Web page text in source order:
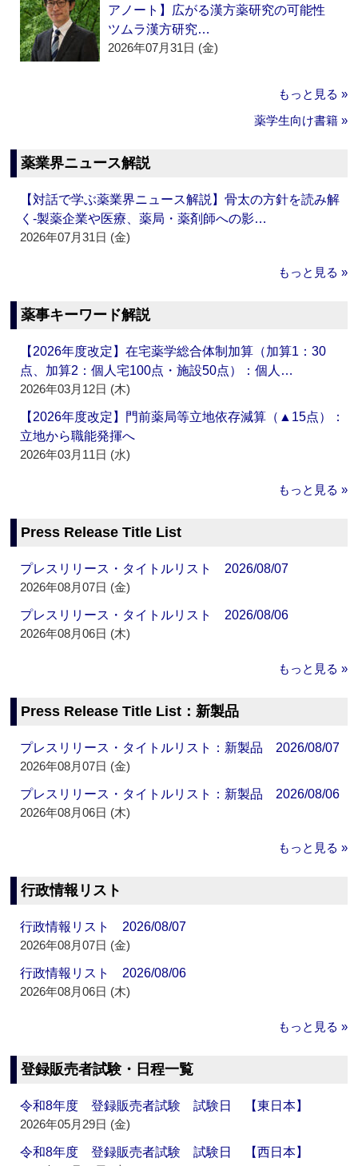
アノート】広がる漢方薬研究の可能性
ツムラ漢方研究…
2026年07月31日 (金)
もっと見る »
薬学生向け書籍 »
薬業界ニュース解説
【対話で学ぶ薬業界ニュース解説】骨太の方針を読み解
く‐製薬企業や医療、薬局・薬剤師への影…
2026年07月31日 (金)
もっと見る »
薬事キーワード解説
【2026年度改定】在宅薬学総合体制加算（加算1：30
点、加算2：個人宅100点・施設50点）：個人…
2026年03月12日 (木)
【2026年度改定】門前薬局等立地依存減算（▲15点）：
立地から職能発揮へ
2026年03月11日 (水)
もっと見る »
Press Release Title List
プレスリリース・タイトルリスト 2026/08/07
2026年08月07日 (金)
プレスリリース・タイトルリスト 2026/08/06
2026年08月06日 (木)
もっと見る »
Press Release Title List：新製品
プレスリリース・タイトルリスト：新製品 2026/08/07
2026年08月07日 (金)
プレスリリース・タイトルリスト：新製品 2026/08/06
2026年08月06日 (木)
もっと見る »
行政情報リスト
行政情報リスト 2026/08/07
2026年08月07日 (金)
行政情報リスト 2026/08/06
2026年08月06日 (木)
もっと見る »
登録販売者試験・日程一覧
令和8年度 登録販売者試験 試験日 【東日本】
2026年05月29日 (金)
令和8年度 登録販売者試験 試験日 【西日本】